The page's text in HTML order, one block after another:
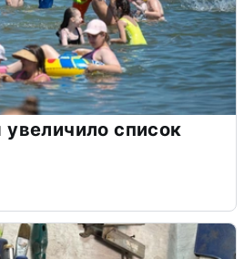
список